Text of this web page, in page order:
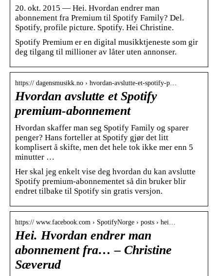
20. okt. 2015 — Hei. Hvordan endrer man
abonnement fra Premium til Spotify Family? Del.
Spotify, profile picture. Spotify. Hei Christine.
Spotify Premium er en digital musikktjeneste som gir
deg tilgang til millioner av låter uten annonser.
https:// dagensmusikk.no › hvordan-avslutte-et-spotify-p…
Hvordan avslutte et Spotify
premium-abonnement
Hvordan skaffer man seg Spotify Family og sparer
penger? Hans forteller at Spotify gjør det litt
komplisert å skifte, men det hele tok ikke mer enn 5
minutter …
Her skal jeg enkelt vise deg hvordan du kan avslutte
Spotify premium-abonnementet så din bruker blir
endret tilbake til Spotify sin gratis versjon.
https:// www.facebook.com › SpotifyNorge › posts › hei…
Hei. Hvordan endrer man
abonnement fra… – Christine
Sæverud